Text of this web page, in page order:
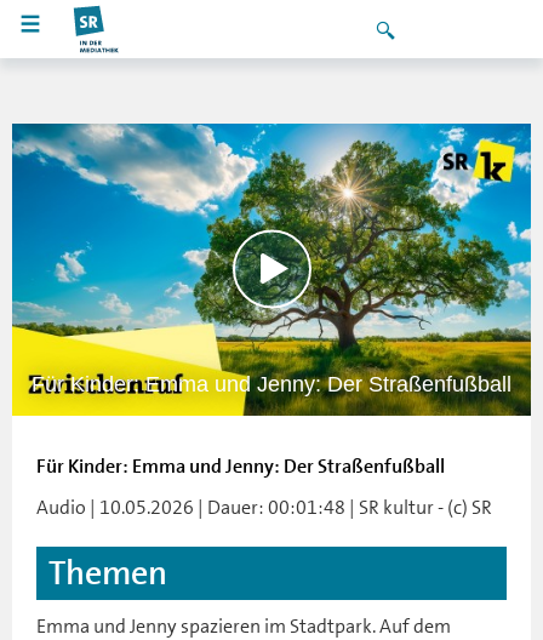
Für Kinder: Emma und Jenny: Der Straßenfußball
Für Kinder: Emma und Jenny: Der Straßenfußball
Audio | 10.05.2026 | Dauer: 00:01:48 | SR kultur - (c) SR
Themen
Emma und Jenny spazieren im Stadtpark. Auf dem